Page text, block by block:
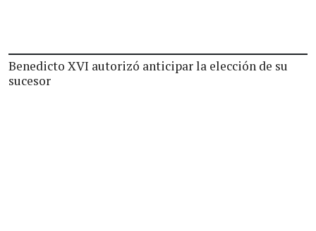
Benedicto XVI autorizó anticipar la elección de su
sucesor